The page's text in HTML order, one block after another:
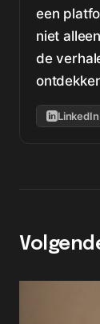
een
niet
de
LinkedIn